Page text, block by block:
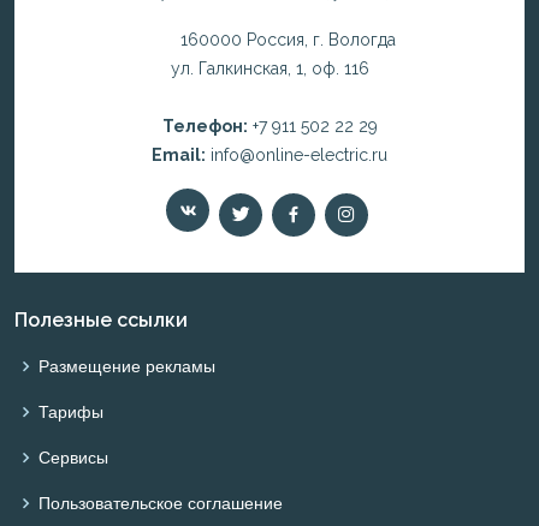
160000 Россия, г. Вологда
ул. Галкинская, 1, оф. 116
Телефон: +7 911 502 22 29
Email: info@online-electric.ru
Полезные ссылки
Размещение рекламы
Тарифы
Сервисы
Пользовательское соглашение